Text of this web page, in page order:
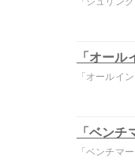
「オー
「オールイ
「ベン
「ベンチマ